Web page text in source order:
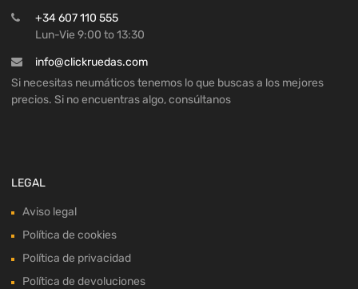
+34 607 110 555
Lun-Vie 9:00 to 13:30
info@clickruedas.com
Si necesitas neumáticos tenemos lo que buscas a los mejores
precios. Si no encuentras algo, consúltanos
LEGAL
Aviso legal
Política de cookies
Política de privacidad
Política de devoluciones